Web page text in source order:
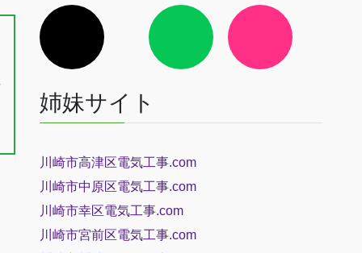
ア
イ
コ
ン
リ
ア
イ
コ
ン
リ
ア
イ
コ
ン
リ
姉妹サイト
川崎市高津区電気工事.com
川崎市中原区電気工事.com
川崎市幸区電気工事.com
川崎市宮前区電気工事.com